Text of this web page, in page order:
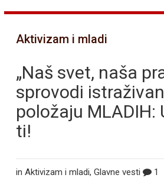
Aktivizam i mladi
„Naš svet, naša
sprovodi
položaju MLADIH:
ti!
in Aktivizam i mladi, Glavne vesti
1